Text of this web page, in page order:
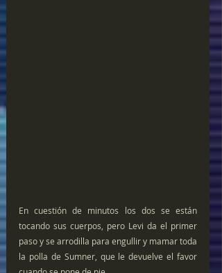
En cuestión de minutos los dos se están
tocando sus cuerpos, pero Levi da el primer
paso y se arrodilla para engullir y mamar toda
la polla de Sumner, que le devuelve el favor